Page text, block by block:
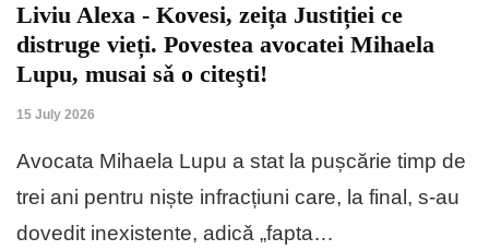
Liviu Alexa - Kovesi, zeița Justiției ce
distruge vieți. Povestea avocatei Mihaela
Lupu, musai sǎ o citeşti!
15 July 2026
Avocata Mihaela Lupu a stat la pușcărie timp de
trei ani pentru niște infracțiuni care, la final, s-au
dovedit inexistente, adicǎ „fapta…